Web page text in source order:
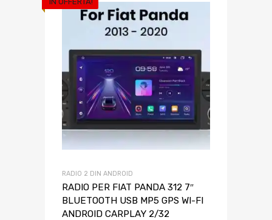
RADIO 2 DIN ANDROID
RADIO PER FIAT PANDA 312 7″
BLUETOOTH USB MP5 GPS WI-FI
ANDROID CARPLAY 2/32